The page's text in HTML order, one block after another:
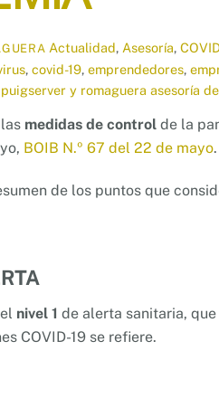
Actualidad, Asesoría,
, covid-19, emprendedores,
puigserver y romaguera asesoría
medidas de control de la
BOIB N.º 67 del 22 de mayo.
de los puntos que
nivel 1 de alerta sanitaria,
COVID-19 se refiere.